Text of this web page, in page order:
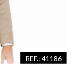
REF.: 41186